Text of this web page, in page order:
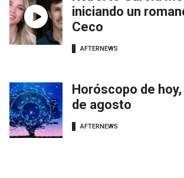
iniciando un
Ceco
AFTERNEWS
Horóscopo de
de agosto
AFTERNEWS